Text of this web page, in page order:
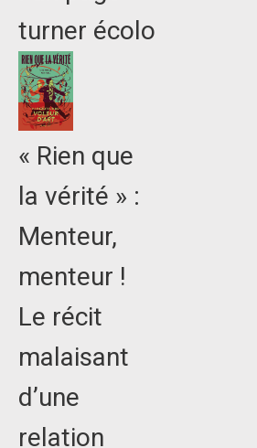
turner écolo
« Rien que
la vérité » :
Menteur,
menteur !
Le récit
malaisant
d’une
relation